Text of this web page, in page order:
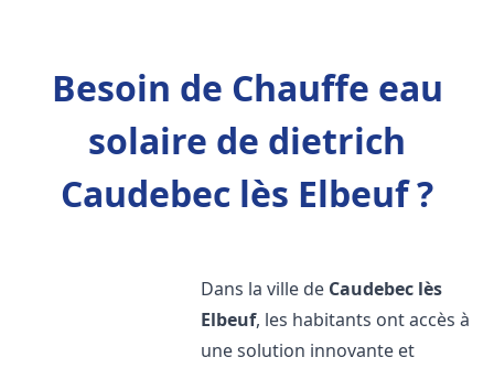
Besoin de Chauffe eau
solaire de dietrich
Caudebec lès Elbeuf ?
Dans la ville de Caudebec lès
Elbeuf, les habitants ont accès à
une solution innovante et